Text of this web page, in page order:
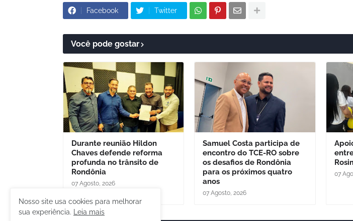
Facebook Twitter
Você pode gostar
Durante reunião Hildon
Chaves defende reforma
profunda no trânsito de
Rondônia
07 Agosto, 2026
Samuel Costa participa de
encontro do TCE-RO sobre
os desafios de Rondônia
para os próximos quatro
anos
07 Agosto, 2026
07
Nosso site usa cookies para melhorar
sua experiência.
Leia mais